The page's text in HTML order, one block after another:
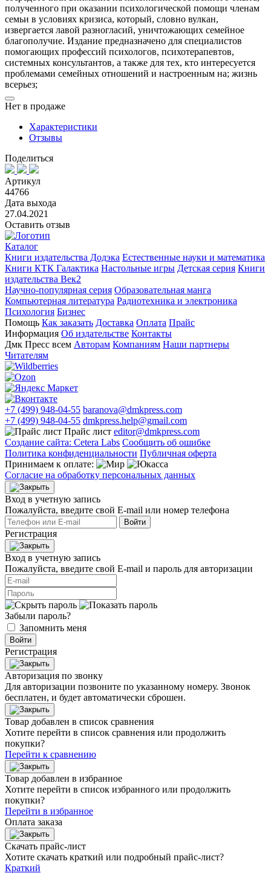
полученного при оказании психологической помощи членам
семьи в условиях кризиса, который, словно вулкан,
извергается лавой разногласий, уничтожающих семейное
благополучие. Издание предназначено для специалистов
помогающих профессий психологов, психотерапевтов,
системных консультантов, а также для тех, кто интересуется
проблемами семейных отношений и настроенным на; жизнь
всерьез;
Нет в продаже
Характеристики
Отзывы
Поделиться
Артикул
44766
Дата выхода
27.04.2021
Оставить отзыв
Каталог
Книги издательства Додэка Естественные науки и математика
Книги КТК Галактика Настольные игры Детская серия Книги
издательства Век2
Научно-популярная серия Образовательная манга
Компьютерная литература Радиотехника и электроника
Психология Бизнес
Помощь Как заказать Доставка Оплата Прайс
Информация Об издательстве Контакты
Дмк Пресс всем Авторам Компаниям Наши партнеры
Читателям
+7 (499) 948-04-55 baranova@dmkpress.com
+7 (499) 948-04-55 dmkpress.help@gmail.com
Прайс лист editor@dmkpress.com
Создание сайта: Cetera Labs Сообщить об ошибке
Политика конфиденциальности Публичная оферта
Принимаем к оплате:
Согласие на обработку персональных данных
Вход в учетную запись
Пожалуйста, введите свой E‑mail или номер телефона
Войти
Регистрация
Вход в учетную запись
Пожалуйста, введите свой E‑mail и пароль для авторизации
Забыли пароль?
Запомнить меня
Войти
Регистрация
Авторизация по звонку
Для авторизации позвоните по указанному номеру. Звонок
бесплатен, и будет автоматически сброшен.
Товар добавлен в список сравнения
Хотите перейти в список сравнения или продолжить
покупки?
Перейти к сравнению
Товар добавлен в избранное
Хотите перейти в список избранного или продолжить
покупки?
Перейти в избранное
Оплата заказа
Скачать прайс-лист
Хотите скачать краткий или подробный прайс-лист?
Краткий